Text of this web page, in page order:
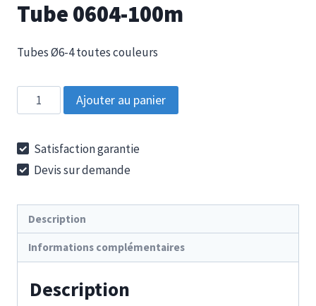
Tube 0604-100m
Tubes Ø6-4 toutes couleurs
quantité
de
0604-
100m
Ajouter au panier
Satisfaction garantie
Devis sur demande
Description
Informations complémentaires
Description